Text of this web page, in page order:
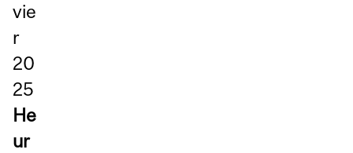
vie
r
20
25
He
ur